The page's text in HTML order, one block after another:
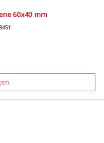
60x40 mm